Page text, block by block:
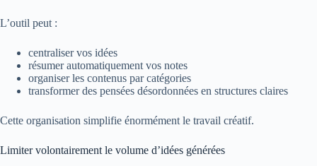
L’outil peut :
centraliser vos idées
résumer automatiquement vos notes
organiser les contenus par catégories
transformer des pensées désordonnées en structures claires
Cette organisation simplifie énormément le travail créatif.
Limiter volontairement le volume d’idées générées